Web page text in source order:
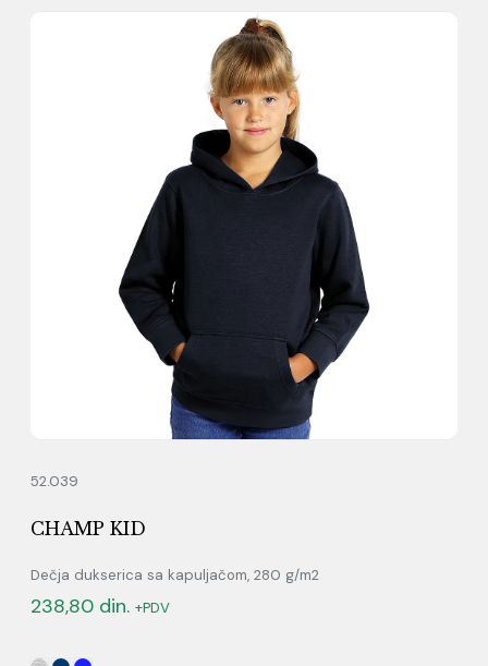
52.039
CHAMP KID
Dečja dukserica sa kapuljačom, 280 g/m2
238,80 din. +PDV